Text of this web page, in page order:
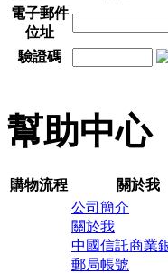
電子郵件
位址
驗證碼
幫助中心
購物流程 關於我
公司簡介
關於我
中國信託商業
郵局帳號